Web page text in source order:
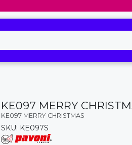
KE097 MERRY
KE097 MERRY CHRISTMAS
SKU: KE097S